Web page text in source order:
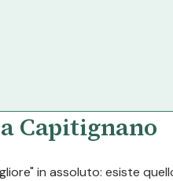
Capitignano
in assoluto: esiste